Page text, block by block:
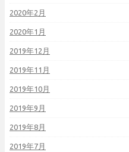
2020年2月
2020年1月
2019年12月
2019年11月
2019年10月
2019年9月
2019年8月
2019年7月